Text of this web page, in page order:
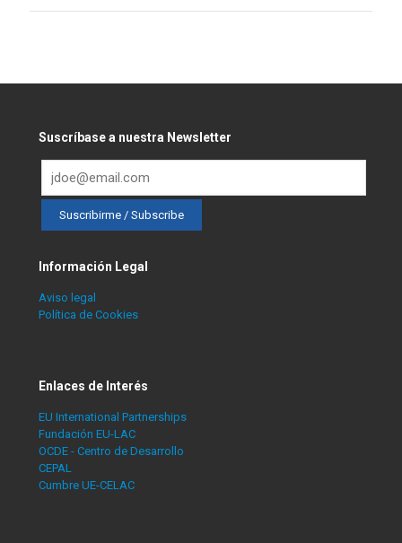
Suscríbase a nuestra Newsletter
Información Legal
Aviso legal
Política de Cookies
Enlaces de Interés
EU International Partnerships
Fundación EU-LAC
OCDE - Centro de Desarrollo
CEPAL
Cumbre UE-CELAC